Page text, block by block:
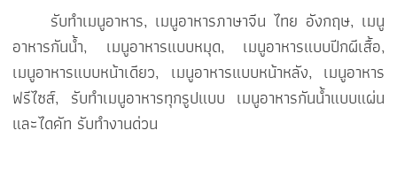
รับทำเมนูอาหาร, เมนูอาหารภาษาจีน ไทย อังกฤษ, เมนู
อาหารกันน้ำ, เมนูอาหารแบบหมุด, เมนูอาหารแบบปีกผีเสื้อ,
เมนูอาหารแบบหน้าเดียว, เมนูอาหารแบบหน้าหลัง, เมนูอาหาร
ฟรีไซส์, รับทำเมนูอาหารทุกรูปแบบ เมนูอาหารกันน้ำแบบแผ่น
และไดคัท รับทำงานด่วน